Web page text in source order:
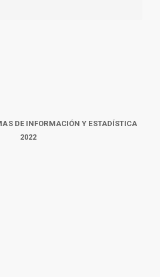
DE INFORMACIÓN Y ESTADÍSTICA
2022